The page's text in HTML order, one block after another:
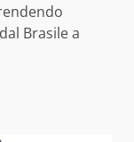
Brasile a